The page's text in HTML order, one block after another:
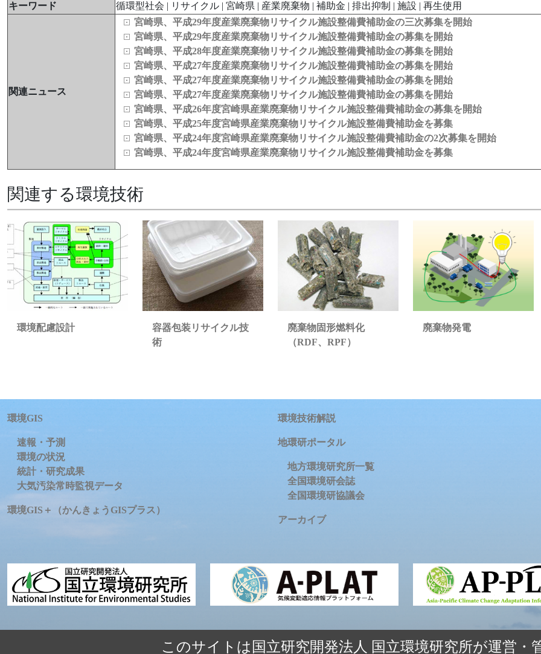
キーワード
循環型社会 | リサイクル | 宮崎県 | 産業廃棄物 | 補助金 | 排出抑制 | 施設 | 再生使用
関連ニュース
宮崎県、平成29年度産業廃棄物リサイクル施設整備費補助金の三次募集を開始
宮崎県、平成29年度産業廃棄物リサイクル施設整備費補助金の募集を開始
宮崎県、平成28年度産業廃棄物リサイクル施設整備費補助金の募集を開始
宮崎県、平成27年度産業廃棄物リサイクル施設整備費補助金の募集を開始
宮崎県、平成27年度産業廃棄物リサイクル施設整備費補助金の募集を開始
宮崎県、平成27年度産業廃棄物リサイクル施設整備費補助金の募集を開始
宮崎県、平成26年度宮崎県産業廃棄物リサイクル施設整備費補助金の募集を開始
宮崎県、平成25年度宮崎県産業廃棄物リサイクル施設整備費補助金を募集
宮崎県、平成24年度宮崎県産業廃棄物リサイクル施設整備費補助金の2次募集を開始
宮崎県、平成24年度宮崎県産業廃棄物リサイクル施設整備費補助金を募集
関連する環境技術
環境配慮設計
容器包装リサイクル技
術
廃棄物固形燃料化
（RDF、RPF）
廃棄物発電
環境GIS
速報・予測
環境の状況
統計・研究成果
大気汚染常時監視データ
環境GIS＋（かんきょうGISプラス）
環境技術解説
地環研ポータル
地方環境研究所一覧
全国環境研会誌
全国環境研協議会
アーカイブ
このサイトは国立研究開発法人 国立環境研究所が運営・